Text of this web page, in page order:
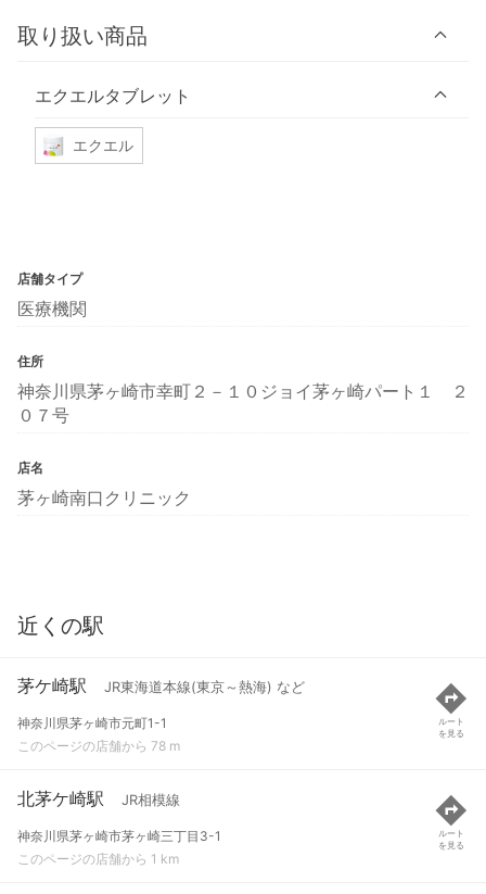
取り扱い商品
エクエルタブレット
エクエル
店舗タイプ
医療機関
住所
神奈川県茅ヶ崎市幸町２－１０ジョイ茅ヶ崎パート１ ２
０７号
店名
茅ヶ崎南口クリニック
近くの駅
茅ケ崎駅 JR東海道本線(東京～熱海) など
神奈川県茅ヶ崎市元町1-1
このページの店舗から 78 m
ルート
を見る
北茅ケ崎駅 JR相模線
神奈川県茅ヶ崎市茅ヶ崎三丁目3-1
このページの店舗から 1 km
ルート
を見る